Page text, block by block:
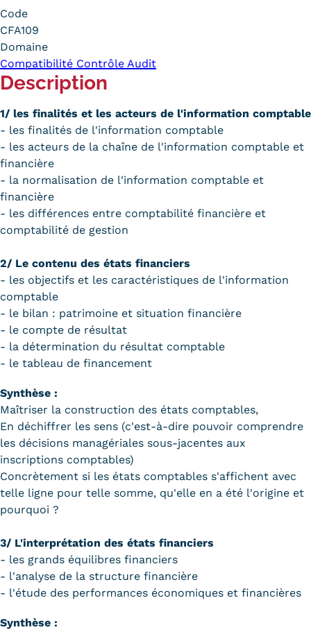
Nos centres administratifs
Actualités
Contact
Formulaire de contact
Formations
Trouver votre formation
OFFRE EN BFC
Catalogue national
Équivalences, passerelles et
suites de parcours
Modalités d'enseignement
Alternance
Enseignement à distance
Code
CFA109
Domaine
Compatibilité Contrôle Audit
Description
1/ les finalités et les acteurs de l'information comptable
- les finalités de l'information comptable
- les acteurs de la chaîne de l'information comptable et
financière
- la normalisation de l'information comptable et
financière
- les différences entre comptabilité financière et
comptabilité de gestion
2/ Le contenu des états financiers
- les objectifs et les caractéristiques de l'information
comptable
- le bilan : patrimoine et situation financière
- le compte de résultat
- la détermination du résultat comptable
- le tableau de financement
Synthèse :
Maîtriser la construction des états comptables,
En déchiffrer les sens (c'est-à-dire pouvoir comprendre
les décisions managériales sous-jacentes aux
inscriptions comptables)
Concrètement si les états comptables s'affichent avec
telle ligne pour telle somme, qu'elle en a été l'origine et
pourquoi ?
3/ L'interprétation des états financiers
- les grands équilibres financiers
- l'analyse de la structure financière
- l'étude des performances économiques et financières
Synthèse :